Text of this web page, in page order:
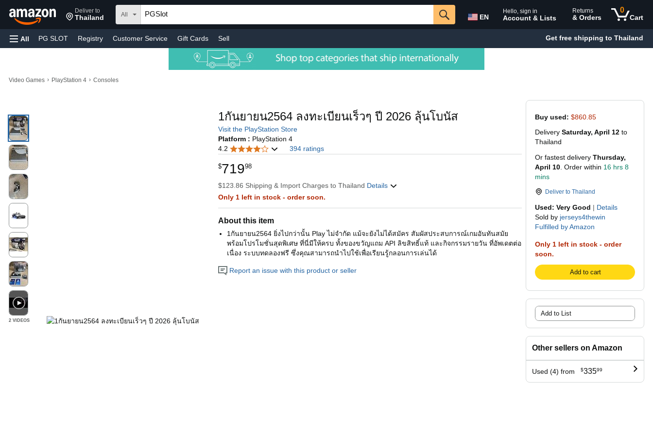
Deliver to
Thailand All EN
Hello, sign in
Account & Lists
Returns
& Orders
0
Cart
All PG SLOT Registry Customer Service Gift Cards Sell Get free shipping to Thailand
Video Games › PlayStation 4 › Consoles
Buy used: $860.85
Delivery Saturday, April 12 to
Thailand
Or fastest delivery Thursday,
April 10 . Order within 16 hrs 8
mins
Deliver to Thailand
Used: Very Good | Details
Sold by jerseys4thewin
Fulfilled by Amazon
Only 1 left in stock - order
soon.
Add to cart
Add to List
Other sellers on Amazon
Used (4) from $33599
2 VIDEOS
1กันยายน2564 ลงทะเบียนเร็วๆ ปี 2026 ลุ้นโบนัส
Visit the PlayStation Store
Platform : PlayStation 4
4.2
394 ratings
$71998
$123.86 Shipping & Import Charges to Thailand Details
Only 1 left in stock - order soon.
About this item
1กันยายน2564 ยิ่งไปกว่านั้น Play ไม่จำกัด แม้จะยังไม่ได้สมัคร สัมผัสประสบการณ์เกมอันทันสมัย
พร้อมโปรโมชั่นสุดพิเศษ ที่นี่มีให้ครบ ทั้งของขวัญแถม API ลิขสิทธิ์แท้ และกิจกรรมรายวัน ที่อัพเดตต่อ
เนื่อง ระบบทดลองฟรี ซึ่งคุณสามารถนำไปใช้เพื่อเรียนรู้กลอนการเล่นได้
Report an issue with this product or seller